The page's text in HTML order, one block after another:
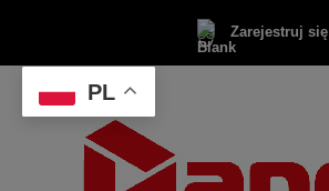
Zarejestruj się
PL